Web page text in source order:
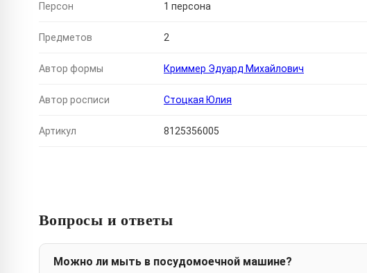
Персон 1 персона
Предметов 2
Автор формы Криммер Эдуард Михайлович
Автор росписи Стоцкая Юлия
Артикул 8125356005
Вопросы и ответы
Можно ли мыть в посудомоечной машине?